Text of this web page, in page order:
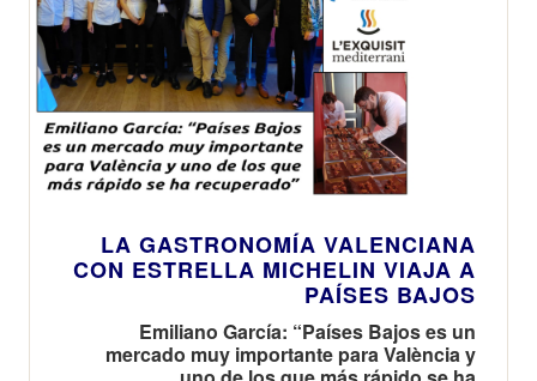
LA GASTRONOMÍA VALENCIANA
CON ESTRELLA MICHELIN VIAJA A
PAÍSES BAJOS
Emiliano García: “Países Bajos es un
mercado muy importante para València y